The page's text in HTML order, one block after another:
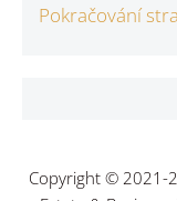
Pokračování
Copyright © 2021-